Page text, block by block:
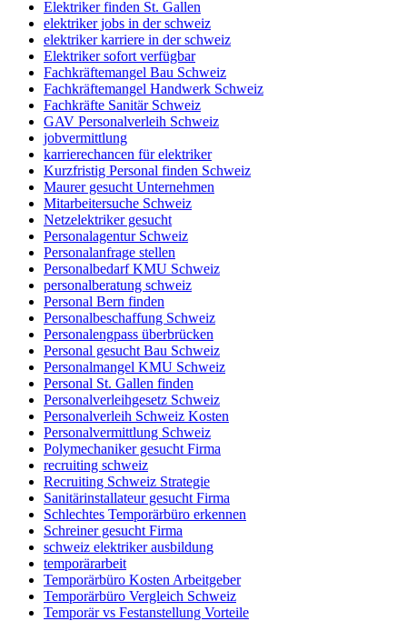
Elektriker finden St. Gallen
elektriker jobs in der schweiz
elektriker karriere in der schweiz
Elektriker sofort verfügbar
Fachkräftemangel Bau Schweiz
Fachkräftemangel Handwerk Schweiz
Fachkräfte Sanitär Schweiz
GAV Personalverleih Schweiz
jobvermittlung
karrierechancen für elektriker
Kurzfristig Personal finden Schweiz
Maurer gesucht Unternehmen
Mitarbeitersuche Schweiz
Netzelektriker gesucht
Personalagentur Schweiz
Personalanfrage stellen
Personalbedarf KMU Schweiz
personalberatung schweiz
Personal Bern finden
Personalbeschaffung Schweiz
Personalengpass überbrücken
Personal gesucht Bau Schweiz
Personalmangel KMU Schweiz
Personal St. Gallen finden
Personalverleihgesetz Schweiz
Personalverleih Schweiz Kosten
Personalvermittlung Schweiz
Polymechaniker gesucht Firma
recruiting schweiz
Recruiting Schweiz Strategie
Sanitärinstallateur gesucht Firma
Schlechtes Temporärbüro erkennen
Schreiner gesucht Firma
schweiz elektriker ausbildung
temporärarbeit
Temporärbüro Kosten Arbeitgeber
Temporärbüro Vergleich Schweiz
Temporär vs Festanstellung Vorteile